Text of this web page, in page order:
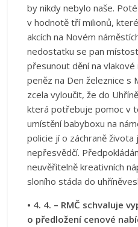
by nikdy nebylo naše.
v hodnotě tří milionů,
akcích na Novém
nedostatku se pan
přesunout dění na
peněz na Den železnice s
zcela vyloučit, že do
která potřebuje pomoc v
umístění babyboxu na
policie jí o záchraně života
nepřesvědčí.
neuvěřitelně kreativních
sloního stáda do
• 4. 4. – RMČ schvaluje
o předložení cenové